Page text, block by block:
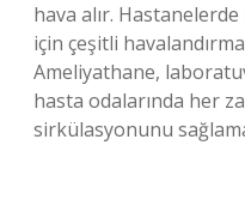
hava alır.
için çeşitli
Ameliyathane,
hasta odalarında her
sirkülasyonunu